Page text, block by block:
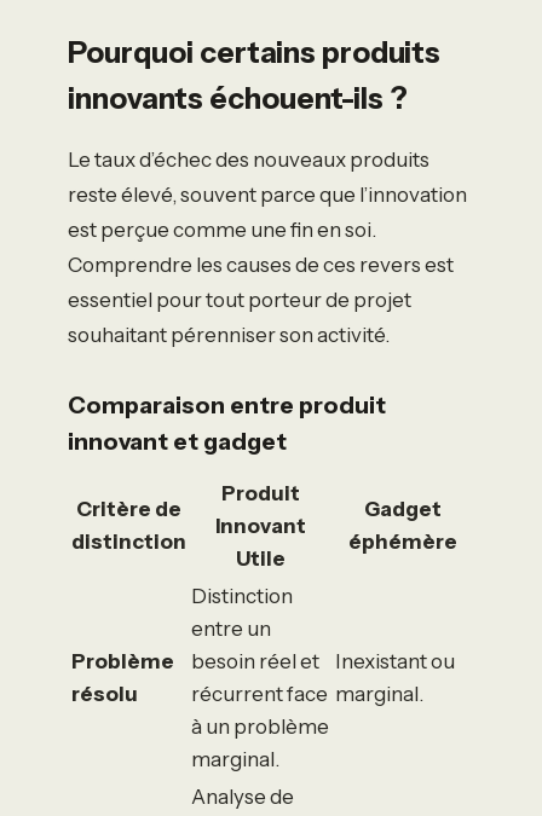
Pourquoi certains produits
innovants échouent-ils ?
Le taux d’échec des nouveaux produits
reste élevé, souvent parce que l’innovation
est perçue comme une fin en soi.
Comprendre les causes de ces revers est
essentiel pour tout porteur de projet
souhaitant pérenniser son activité.
Comparaison entre produit
innovant et gadget
Critère de
distinction
Produit
Innovant
Utile
Gadget
éphémère
Problème
résolu
Distinction
entre un
besoin réel et
récurrent face
à un problème
marginal.
Inexistant ou
marginal.
Analyse de